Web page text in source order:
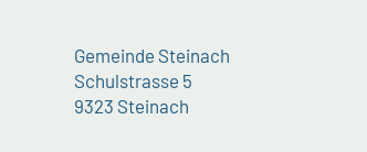
Gemeinde Steinach
Schulstrasse 5
9323 Steinach